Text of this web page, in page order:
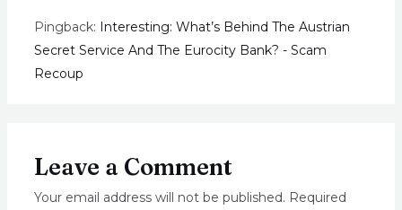
Pingback: Interesting: What’s Behind The Austrian
Secret Service And The Eurocity Bank? - Scam
Recoup
Leave a Comment
Your email address will not be published. Required